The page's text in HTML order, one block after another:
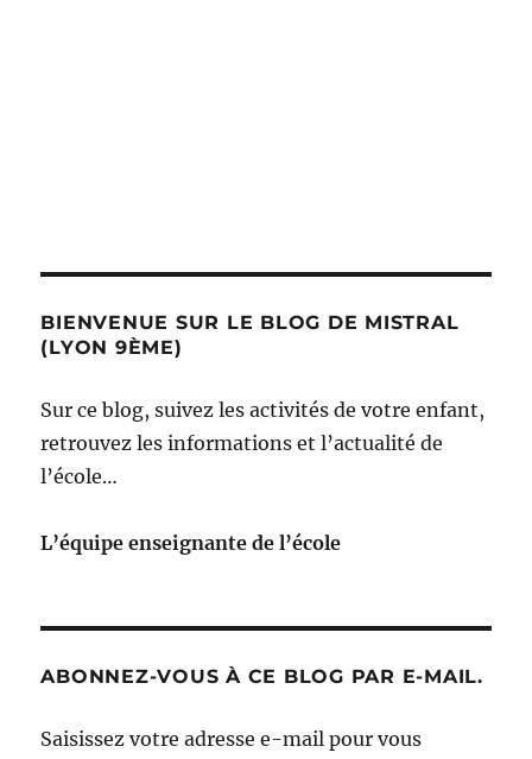
BIENVENUE SUR LE BLOG DE MISTRAL
(LYON 9ÈME)
Sur ce blog, suivez les activités de votre enfant,
retrouvez les informations et l’actualité de
l’école…
L’équipe enseignante de l’école
ABONNEZ-VOUS À CE BLOG PAR E-MAIL.
Saisissez votre adresse e-mail pour vous